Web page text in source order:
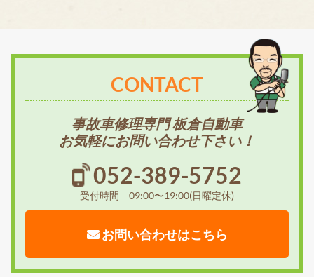
CONTACT
事故車修理専門 板倉自動車
お気軽にお問い合わせ下さい！
052-389-5752
受付時間 09:00〜19:00(日曜定休)
お問い合わせはこちら